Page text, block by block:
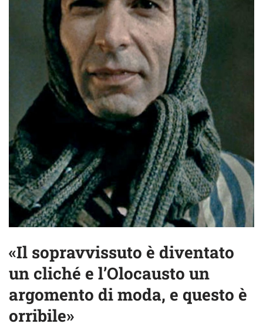
«Il sopravvissuto è diventato
un cliché e l’Olocausto un
argomento di moda, e questo è
orribile»